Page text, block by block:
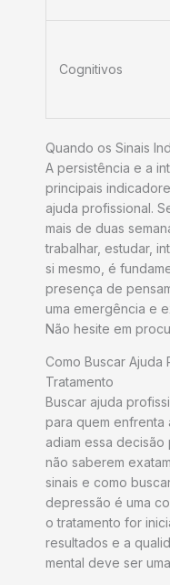
Cognitivos
Quando os Sinais
A persistência e a
principais
ajuda profissional.
mais de duas
trabalhar, estudar,
si mesmo, é
presença de
uma emergência e
Não hesite em
Como Buscar Ajuda
Tratamento
Buscar ajuda
para quem enfrenta
adiam essa
não saberem
sinais e como
depressão é uma
o tratamento for
resultados e a
mental deve ser